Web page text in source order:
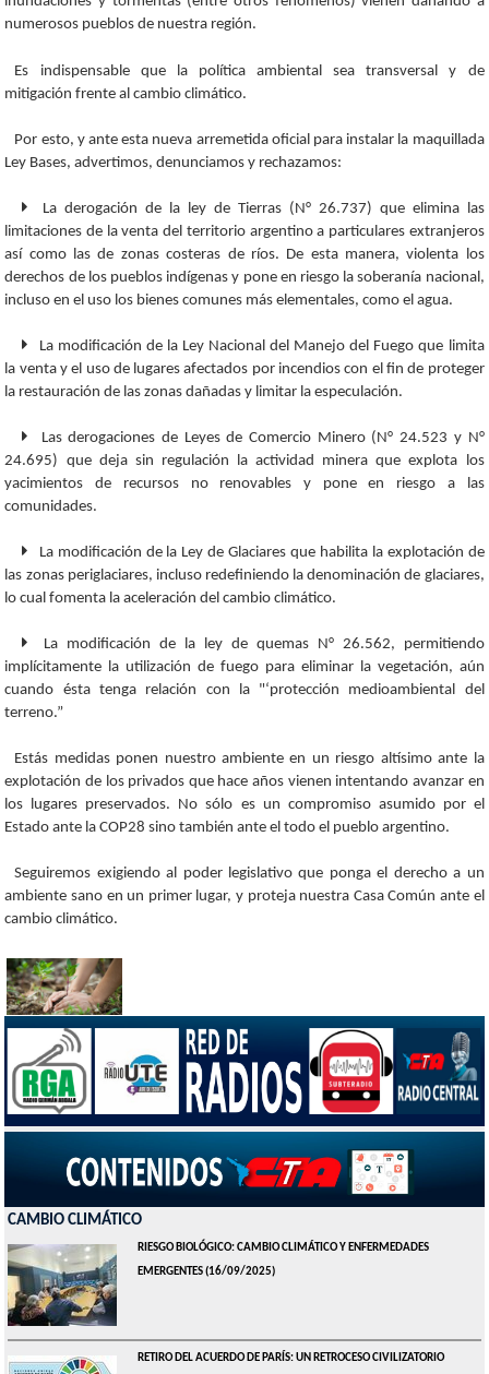
numerosos pueblos de nuestra región.
Es indispensable que la política ambiental sea transversal y de
mitigación frente al cambio climático.
Por esto, y ante esta nueva arremetida oficial para instalar la maquillada
Ley Bases, advertimos, denunciamos y rechazamos:
La derogación de la ley de Tierras (N° 26.737) que elimina las
limitaciones de la venta del territorio argentino a particulares extranjeros
así como las de zonas costeras de ríos. De esta manera, violenta los
derechos de los pueblos indígenas y pone en riesgo la soberanía nacional,
incluso en el uso los bienes comunes más elementales, como el agua.
La modificación de la Ley Nacional del Manejo del Fuego que limita
la venta y el uso de lugares afectados por incendios con el fin de proteger
la restauración de las zonas dañadas y limitar la especulación.
Las derogaciones de Leyes de Comercio Minero (N° 24.523 y N°
24.695) que deja sin regulación la actividad minera que explota los
yacimientos de recursos no renovables y pone en riesgo a las
comunidades.
La modificación de la Ley de Glaciares que habilita la explotación de
las zonas periglaciares, incluso redefiniendo la denominación de glaciares,
lo cual fomenta la aceleración del cambio climático.
La modificación de la ley de quemas N° 26.562, permitiendo
implícitamente la utilización de fuego para eliminar la vegetación, aún
cuando ésta tenga relación con la "‘protección medioambiental del
terreno.”
Estás medidas ponen nuestro ambiente en un riesgo altísimo ante la
explotación de los privados que hace años vienen intentando avanzar en
los lugares preservados. No sólo es un compromiso asumido por el
Estado ante la COP28 sino también ante el todo el pueblo argentino.
Seguiremos exigiendo al poder legislativo que ponga el derecho a un
ambiente sano en un primer lugar, y proteja nuestra Casa Común ante el
cambio climático.
CAMBIO CLIMÁTICO
RIESGO BIOLÓGICO: CAMBIO CLIMÁTICO Y ENFERMEDADES
EMERGENTES(16/09/2025)
RETIRO DEL ACUERDO DE PARÍS: UN RETROCESO CIVILIZATORIO